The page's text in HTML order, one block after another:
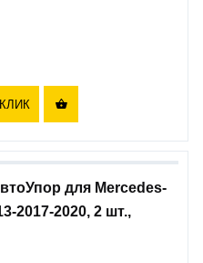

для Mercedes-
2017-2020, 2 шт.,